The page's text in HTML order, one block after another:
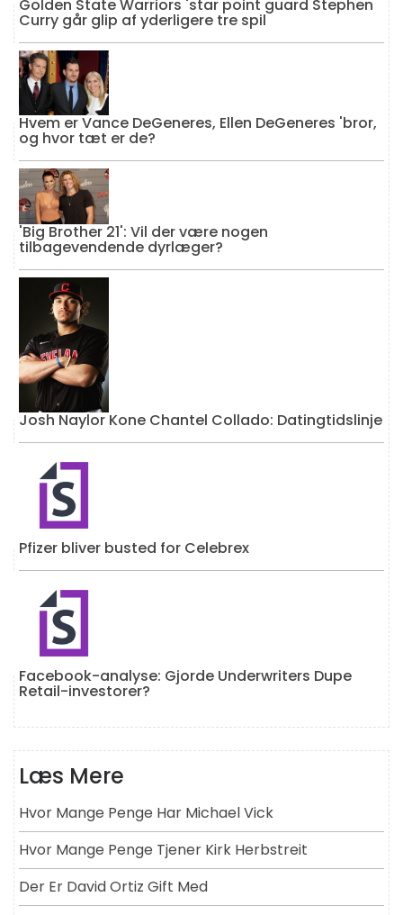
Golden State Warriors 'star point guard Stephen
Curry går glip af yderligere tre spil
Hvem er Vance DeGeneres, Ellen DeGeneres 'bror,
og hvor tæt er de?
'Big Brother 21': Vil der være nogen
tilbagevendende dyrlæger?
Josh Naylor Kone Chantel Collado: Datingtidslinje
Pfizer bliver busted for Celebrex
Facebook-analyse: Gjorde Underwriters Dupe
Retail-investorer?
Læs Mere
Hvor Mange Penge Har Michael Vick
Hvor Mange Penge Tjener Kirk Herbstreit
Der Er David Ortiz Gift Med